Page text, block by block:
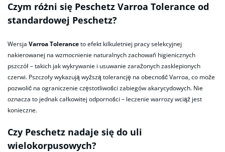
Czym różni się Peschetz Varroa Tolerance od
standardowej Peschetz?
Wersja Varroa Toleranceto efekt kilkuletniej pracy selekcyjnej
nakierowanej na wzmocnienie naturalnych zachowań higienicznych
pszczół – takich jak wykrywanie i usuwanie zarażonych zasklepionych
czerwi. Pszczoły wykazują wyższą tolerancję na obecność Varroa, co może
pozwolić na ograniczenie częstotliwości zabiegów akarycydowych. Nie
oznacza to jednak całkowitej odporności – leczenie warrozy wciąż jest
konieczne.
Czy Peschetz nadaje się do uli
wielokorpusowych?